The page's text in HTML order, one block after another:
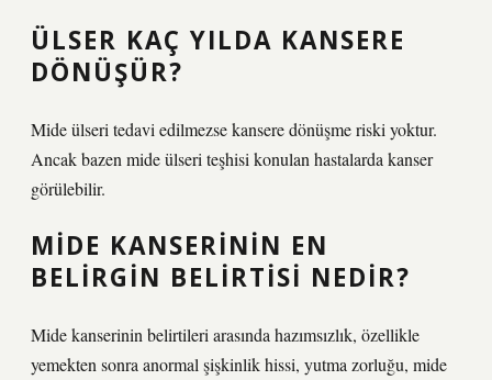
ÜLSER KAÇ YILDA KANSERE
DÖNÜŞÜR?
Mide ülseri tedavi edilmezse kansere dönüşme riski yoktur.
Ancak bazen mide ülseri teşhisi konulan hastalarda kanser
görülebilir.
MIDE KANSERININ EN
BELIRGIN BELIRTISI NEDIR?
Mide kanserinin belirtileri arasında hazımsızlık, özellikle
yemekten sonra anormal şişkinlik hissi, yutma zorluğu, mide